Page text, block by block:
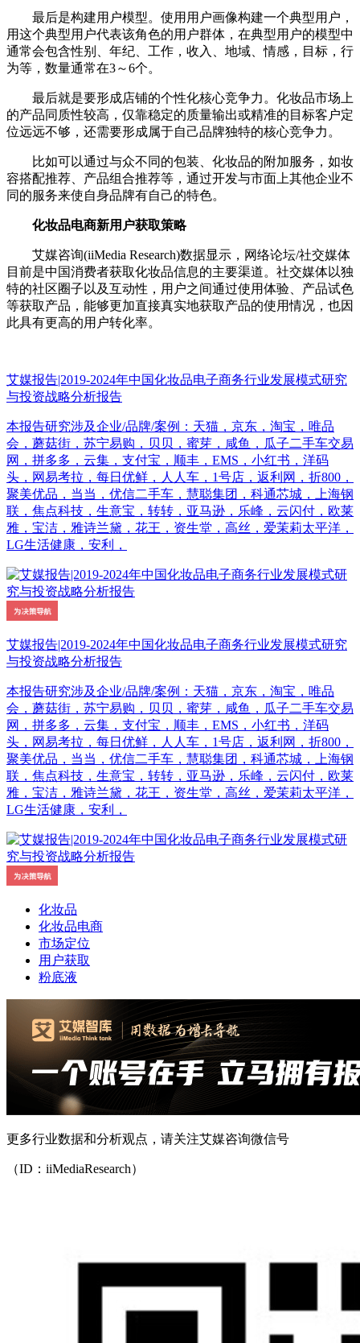
最后是构建用户模型。使用用户画像构建一个典型用户，
用这个典型用户代表该角色的用户群体，在典型用户的模型中
通常会包含性别、年纪、工作，收入、地域、情感，目标，行
为等，数量通常在3～6个。
最后就是要形成店铺的个性化核心竞争力。化妆品市场上
的产品同质性较高，仅靠稳定的质量输出或精准的目标客户定
位远远不够，还需要形成属于自己品牌独特的核心竞争力。
比如可以通过与众不同的包装、化妆品的附加服务，如妆
容搭配推荐、产品组合推荐等，通过开发与市面上其他企业不
同的服务来使自身品牌有自己的特色。
化妆品电商新用户获取策略
艾媒咨询(iiMedia Research)数据显示，网络论坛/社交媒体
目前是中国消费者获取化妆品信息的主要渠道。社交媒体以独
特的社区圈子以及互动性，用户之间通过使用体验、产品试色
等获取产品，能够更加直接真实地获取产品的使用情况，也因
此具有更高的用户转化率。
艾媒报告|2019-2024年中国化妆品电子商务行业发展模式研究
与投资战略分析报告
本报告研究涉及企业/品牌/案例：天猫，京东，淘宝，唯品
会，蘑菇街，苏宁易购，贝贝，蜜芽，咸鱼，瓜子二手车交易
网，拼多多，云集，支付宝，顺丰，EMS，小红书，洋码
头，网易考拉，每日优鲜，人人车，1号店，返利网，折800，
聚美优品，当当，优信二手车，慧聪集团，科通芯城，上海钢
联，焦点科技，生意宝，转转，亚马逊，乐峰，云闪付，欧莱
雅，宝洁，雅诗兰黛，花王，资生堂，高丝，爱茉莉太平洋，
LG生活健康，安利，
艾媒报告|2019-2024年中国化妆品电子商务行业发展模式研究
与投资战略分析报告
本报告研究涉及企业/品牌/案例：天猫，京东，淘宝，唯品
会，蘑菇街，苏宁易购，贝贝，蜜芽，咸鱼，瓜子二手车交易
网，拼多多，云集，支付宝，顺丰，EMS，小红书，洋码
头，网易考拉，每日优鲜，人人车，1号店，返利网，折800，
聚美优品，当当，优信二手车，慧聪集团，科通芯城，上海钢
联，焦点科技，生意宝，转转，亚马逊，乐峰，云闪付，欧莱
雅，宝洁，雅诗兰黛，花王，资生堂，高丝，爱茉莉太平洋，
LG生活健康，安利，
化妆品
化妆品电商
市场定位
用户获取
粉底液
更多行业数据和分析观点，请关注艾媒咨询微信号
（ID：iiMediaResearch）